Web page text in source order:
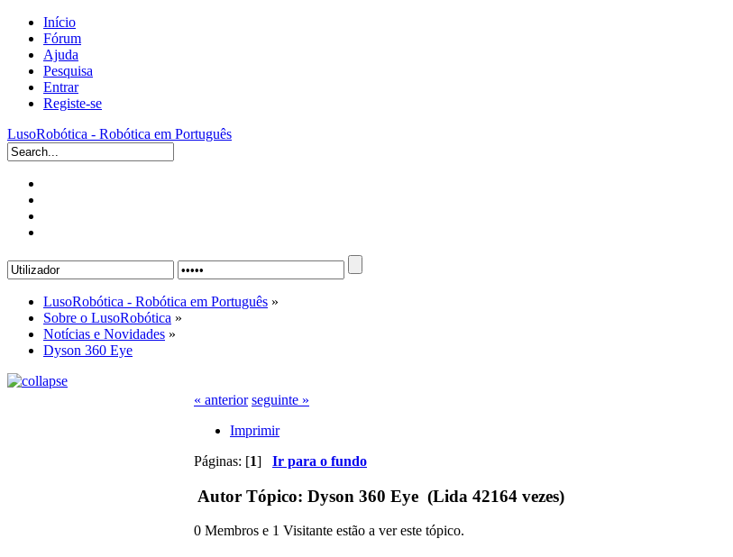
Início
Fórum
Ajuda
Pesquisa
Entrar
Registe-se
LusoRobótica - Robótica em Português
LusoRobótica - Robótica em Português »
Sobre o LusoRobótica »
Notícias e Novidades »
Dyson 360 Eye
« anterior seguinte »
Imprimir
Páginas: [1] Ir para o fundo
Autor Tópico: Dyson 360 Eye (Lida 42164 vezes)
0 Membros e 1 Visitante estão a ver este tópico.